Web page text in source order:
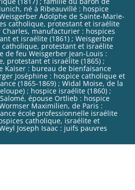
né à Ribeauvillé : hospice
Adolphe de Sainte-Marie-
catholique, protestant et israélite
Charles, manufacturier : hospices
et israélite (1861) ; Weisgerber
catholique, protestant et israélite
de feu Weisgerber Jean-Louis :
protestant et israélite (1865) ;
Kaiser : bureau de bienfaisance
Joséphine : hospice catholique et
(1865-1869) ; Widal Moise, de la
; hospice israélite (1860) ;
épouse Ortlieb : hospice
Maximilien, de Paris :
école professionnelle israélite
catholique, israélite et
Joseph Isaac : juifs pauvres